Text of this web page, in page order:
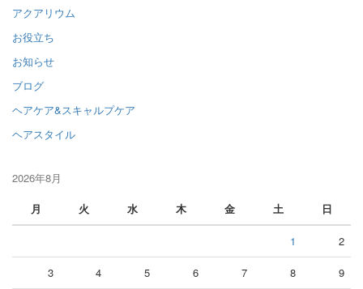
アクアリウム
お役立ち
お知らせ
ブログ
ヘアケア&スキャルプケア
ヘアスタイル
2026年8月
月
火 水 木 金 土 日
1 2
3 4 5 6 7 8 9